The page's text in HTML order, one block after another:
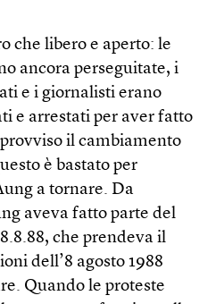
che libero e aperto: le
ancora perseguitate, i
e i giornalisti erano
e arrestati per aver fatto
il cambiamento
è bastato per
a tornare. Da
aveva fatto parte del
che prendeva il
dell’8 agosto 1988
Quando le proteste